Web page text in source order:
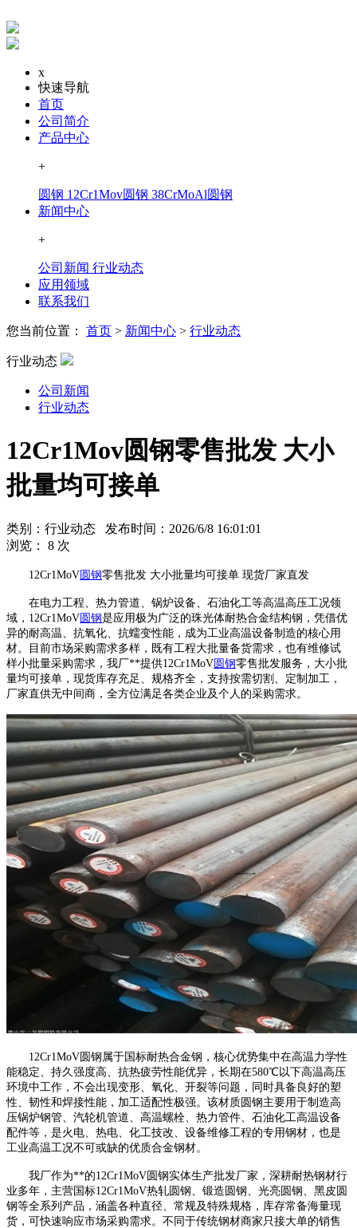
x
快速导航
首页
公司简介
产品中心
+
圆钢 12Cr1Mov圆钢 38CrMoAl圆钢
新闻中心
+
公司新闻 行业动态
应用领域
联系我们
您当前位置： 首页 > 新闻中心 > 行业动态
行业动态
公司新闻
行业动态
12Cr1Mov圆钢零售批发 大小
批量均可接单
类别：行业动态 发布时间：2026/6/8 16:01:01
浏览： 8 次
12Cr1MoV 圆钢零售批发 大小批量均可接单 现货厂家直发
在电力工程、热力管道、锅炉设备、石油化工等高温高压工况领
域，12Cr1MoV 圆钢是应用极为广泛的珠光体耐热合金结构钢，凭借优
异的耐高温、抗氧化、抗蠕变性能，成为工业高温设备制造的核心用
材。目前市场采购需求多样，既有工程大批量备货需求，也有维修试
样小批量采购需求，我厂**提供12Cr1MoV 圆钢零售批发服务，大小批
量均可接单，现货库存充足、规格齐全，支持按需切割、定制加工，
厂家直供无中间商，全方位满足各类企业及个人的采购需求。
12Cr1MoV圆钢属于国标耐热合金钢，核心优势集中在高温力学性
能稳定、持久强度高、抗热疲劳性能优异，长期在580℃以下高温高压
环境中工作，不会出现变形、氧化、开裂等问题，同时具备良好的塑
性、韧性和焊接性能，加工适配性极强。该材质圆钢主要用于制造高
压锅炉钢管、汽轮机管道、高温螺栓、热力管件、石油化工高温设备
配件等，是火电、热电、化工技改、设备维修工程的专用钢材，也是
工业高温工况不可或缺的优质合金钢材。
我厂作为**的12Cr1MoV圆钢实体生产批发厂家，深耕耐热钢材行
业多年，主营国标12Cr1MoV热轧圆钢、锻造圆钢、光亮圆钢、黑皮圆
钢等全系列产品，涵盖各种直径、常规及特殊规格，库存常备海量现
货，可快速响应市场采购需求。不同于传统钢材商家只接大单的销售